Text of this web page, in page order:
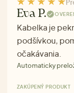
Eva P.
Kabelka je
podšívkou,
očakávania.
Automaticky
ZAKÚPENÝ PRODUKT